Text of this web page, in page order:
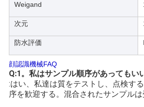
Weigand
次元
防水評価
顔認識機械FAQ
Q:1。私はサンプル順序があってもい
:はい、私達は質をテストし、点検す
序を歓迎する。混合されたサンプルは